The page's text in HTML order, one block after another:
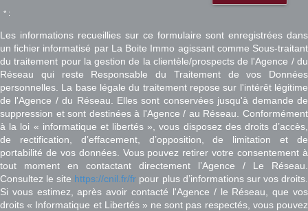
* :
Les informations recueillies sur ce formulaire sont enregistrées dans
un fichier informatisé par La Boite Immo agissant comme Sous-traitant
du traitement pour la gestion de la clientèle/prospects de l'Agence / du
Réseau qui reste Responsable du Traitement de vos Données
personnelles. La base légale du traitement repose sur l'intérêt légitime
de l'Agence / du Réseau. Elles sont conservées jusqu'à demande de
suppression et sont destinées à l'Agence / au Réseau. Conformément
à la loi « informatique et libertés », vous disposez des droits d’accès,
de rectification, d’effacement, d’opposition, de limitation et de
portabilité de vos données. Vous pouvez retirer votre consentement à
tout moment en contactant directement l’Agence / Le Réseau.
Consultez le site https://cnil.fr/fr pour plus d’informations sur vos droits.
Si vous estimez, après avoir contacté l'Agence / le Réseau, que vos
droits « Informatique et Libertés » ne sont pas respectés, vous pouvez